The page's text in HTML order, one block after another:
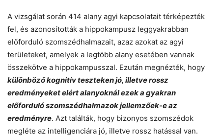
A vizsgálat során 414 alany agyi kapcsolatait térképezték
fel, és azonosították a hippokampusz leggyakrabban
előforduló szomszédhalmazait, azaz azokat az agyi
területeket, amelyek a legtöbb alany esetében vannak
összekötve a hippokampusszal. Ezután megnézték, hogy
különböző kognitív teszteken jó, illetve rossz
eredményeket elért alanyoknál ezek a gyakran
előforduló szomszédhalmazok jellemzőek-e az
eredményre. Azt találták, hogy bizonyos szomszédok
megléte az intelligenciára jó, illetve rossz hatással van.